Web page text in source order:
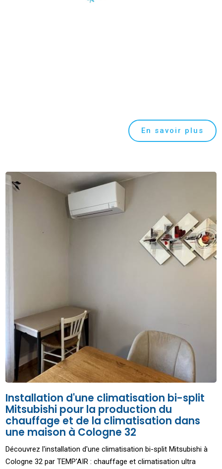
En savoir plus
Installation d'une climatisation bi-split
Mitsubishi pour la production du
chauffage et de la climatisation dans
une maison à Cologne 32
Découvrez l'installation d'une climatisation bi-split Mitsubishi à
Cologne 32 par TEMP'AIR : chauffage et climatisation ultra